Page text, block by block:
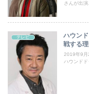
さんが出演
テレビ
ハウン
戦する
2019年9月
ハウンドド